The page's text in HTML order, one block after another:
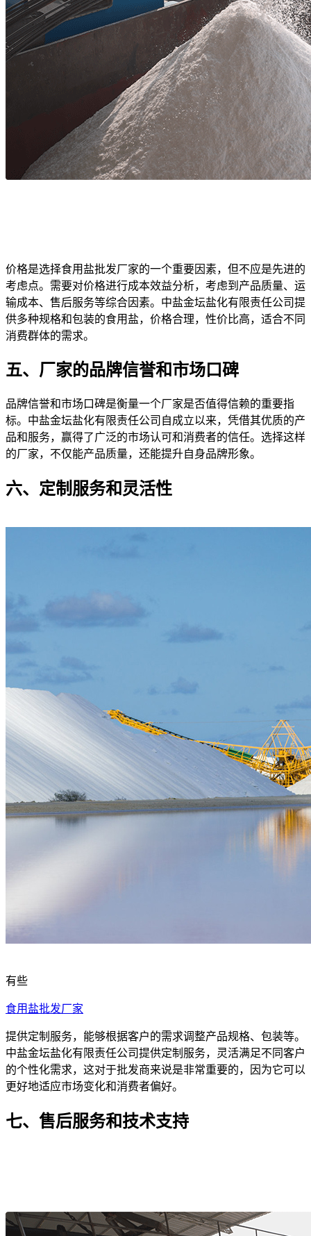
价格是选择食用盐批发厂家的一个重要因素，但不应是先进的
考虑点。需要对价格进行成本效益分析，考虑到产品质量、运
输成本、售后服务等综合因素。中盐金坛盐化有限责任公司提
供多种规格和包装的食用盐，价格合理，性价比高，适合不同
消费群体的需求。
五、厂家的品牌信誉和市场口碑
品牌信誉和市场口碑是衡量一个厂家是否值得信赖的重要指
标。中盐金坛盐化有限责任公司自成立以来，凭借其优质的产
品和服务，赢得了广泛的市场认可和消费者的信任。选择这样
的厂家，不仅能产品质量，还能提升自身品牌形象。
六、定制服务和灵活性
有些
食用盐批发厂家
提供定制服务，能够根据客户的需求调整产品规格、包装等。
中盐金坛盐化有限责任公司提供定制服务，灵活满足不同客户
的个性化需求，这对于批发商来说是非常重要的，因为它可以
更好地适应市场变化和消费者偏好。
七、售后服务和技术支持